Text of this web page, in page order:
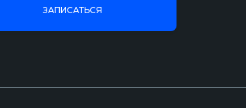
ЗАПИСАТЬСЯ
соответствии с медицинскими показаниями после
ни в коем случае не несёт ответственности
сайте.